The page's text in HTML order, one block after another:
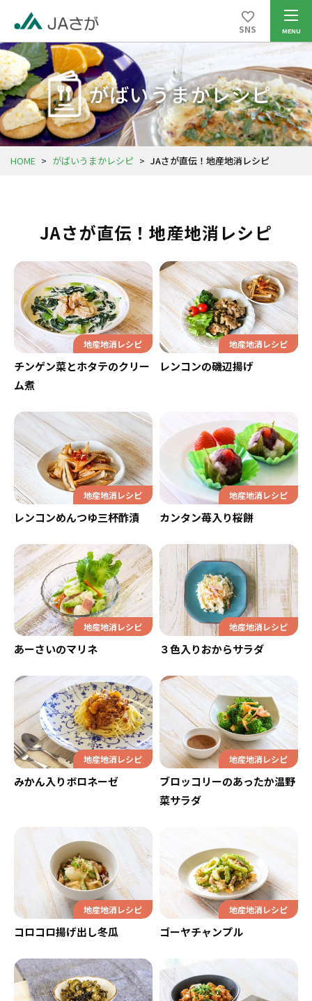
SNS
がばいうまかレシピ
HOME > がばいうまかレシピ > JAさが直伝！地産地消レシピ
JAさが直伝！地産地消レシピ
地産地消レシピ
チンゲン菜とホタテのクリー
ム煮
地産地消レシピ
レンコンの磯辺揚げ
地産地消レシピ
レンコンめんつゆ三杯酢漬
地産地消レシピ
カンタン苺入り桜餅
地産地消レシピ
あーさいのマリネ
地産地消レシピ
３色入りおからサラダ
地産地消レシピ
みかん入りボロネーゼ
地産地消レシピ
ブロッコリーのあったか温野
菜サラダ
地産地消レシピ
コロコロ揚げ出し冬瓜
地産地消レシピ
ゴーヤチャンプル